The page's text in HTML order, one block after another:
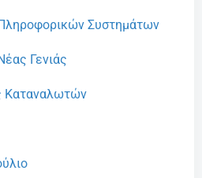
Πληροφορικών Συστημάτων
Γενιάς
Καταναλωτών